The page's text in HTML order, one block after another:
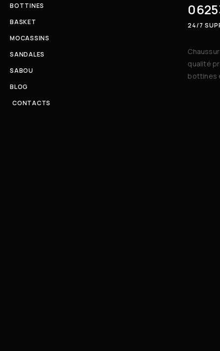
BOTTINES
BASKET
MOCASSINS
SANDALES
SABOU
BLOG
CONTACTS
24/7
qualité
bottines